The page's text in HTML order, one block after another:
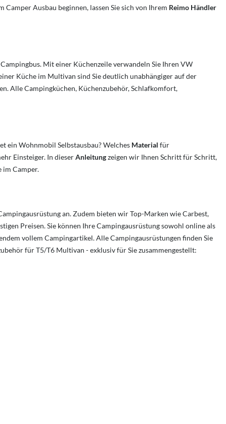
Camper Ausbau beginnen, lassen Sie sich von Ihrem Reimo Händler
Mit einer Küchenzeile verwandeln Sie Ihren VW
Küche im Multivan sind Sie deutlich unabhängiger auf der
Alle Campingküchen, Küchenzubehör, Schlafkomfort,
ein Wohnmobil Selbstausbau? Welches Material für
Einsteiger. In dieserAnleitungzeigen wir Ihnen Schritt für Schritt,
im Camper.
an. Zudem bieten wir Top-Marken wie Carbest,
Preisen. Sie können Ihre Campingausrüstung sowohl online als
vollem Campingartikel. Alle Campingausrüstungen finden Sie
für T5/T6 Multivan - exklusiv für Sie zusammengestellt: